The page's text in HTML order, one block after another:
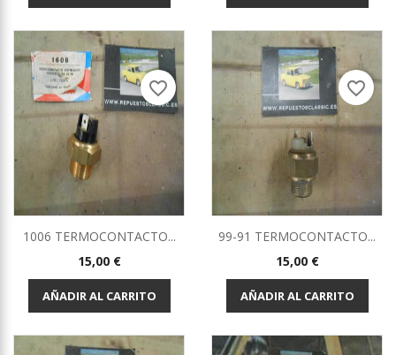
1006 TERMOCONTACTO...
Precio
15,00 €
AÑADIR AL CARRITO
favorite_border
99-91 TERMOCONTACTO...
Precio
15,00 €
AÑADIR AL CARRITO
favorite_border